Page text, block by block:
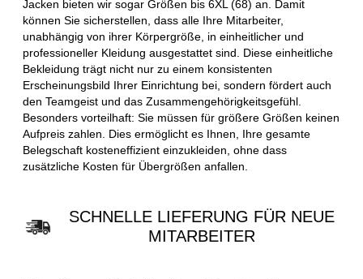
Jacken bieten wir sogar Größen bis 6XL (68) an. Damit
können Sie sicherstellen, dass alle Ihre Mitarbeiter,
unabhängig von ihrer Körpergröße, in einheitlicher und
professioneller Kleidung ausgestattet sind. Diese einheitliche
Bekleidung trägt nicht nur zu einem konsistenten
Erscheinungsbild Ihrer Einrichtung bei, sondern fördert auch
den Teamgeist und das Zusammengehörigkeitsgefühl.
Besonders vorteilhaft: Sie müssen für größere Größen keinen
Aufpreis zahlen. Dies ermöglicht es Ihnen, Ihre gesamte
Belegschaft kosteneffizient einzukleiden, ohne dass
zusätzliche Kosten für Übergrößen anfallen.
SCHNELLE LIEFERUNG FÜR NEUE
MITARBEITER